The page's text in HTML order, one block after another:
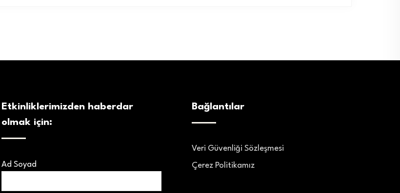
Etkinliklerimizden haberdar
olmak için:
Ad Soyad
Bağlantılar
Veri Güvenliği Sözleşmesi
Çerez Politikamız